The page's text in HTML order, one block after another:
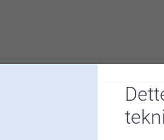
som mulig.